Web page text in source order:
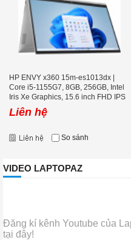
HP ENVY x360 15m-es1013dx |
Core i5-1155G7, 8GB, 256GB, Intel
Iris Xe Graphics, 15.6 inch FHD IPS
Touch Screen
Liên hệ
So sánh
VIDEO LAPTOPAZ
Đăng kí kênh Youtube của
tại đây!